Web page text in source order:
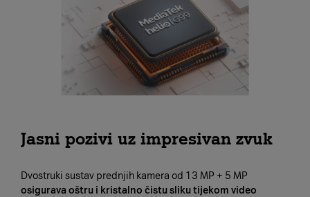
Jasni pozivi uz impresivan zvuk
Dvostruki sustav prednjih kamera od 13 MP + 5 MP
osigurava oštru i kristalno čistu sliku tijekom video